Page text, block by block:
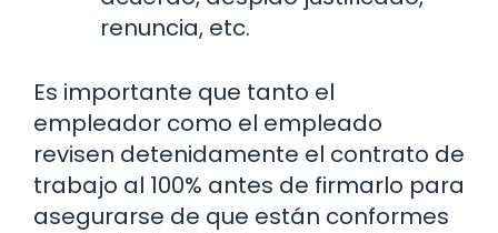
renuncia, etc.
Es importante que tanto el
empleador como el empleado
revisen detenidamente el contrato de
trabajo al 100% antes de firmarlo para
asegurarse de que están conformes